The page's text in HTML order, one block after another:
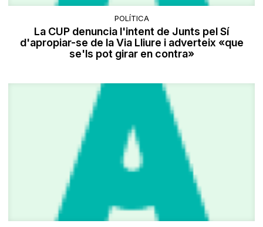
POLÍTICA
La CUP denuncia l'intent de Junts pel Sí
d'apropiar-se de la Via Lliure i adverteix «que
se'ls pot girar en contra»